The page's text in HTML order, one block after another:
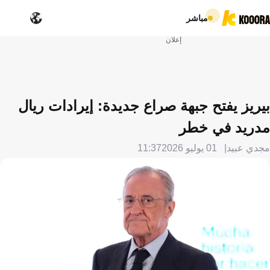
مباشر
إعلان
بيريز يفتح جبهة صراع جديدة: إيرادات ريال
مدريد في خطر
مجدي عبيد 01 يوليو 2026 11:37